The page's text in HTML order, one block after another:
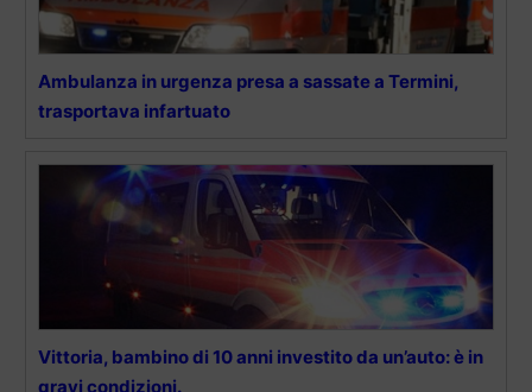
Ambulanza in urgenza presa a sassate a Termini,
trasportava infartuato
Vittoria, bambino di 10 anni investito da un’auto: è in
gravi condizioni.